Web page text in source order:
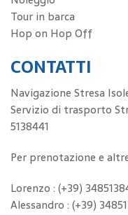
Tour in barca
Hop on Hop Off
CONTATTI
Navigazione Stresa
Servizio di trasporto
5138441
Per prenotazione e
Lorenzo : (+39)
Alessandro : (+39)